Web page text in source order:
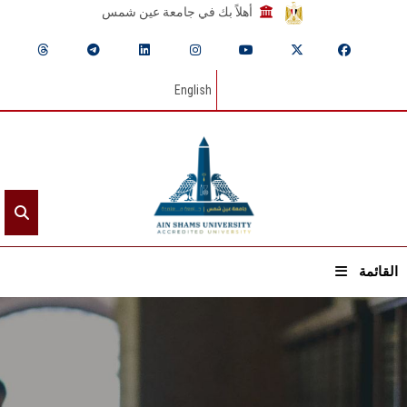
أهلاً بك في جامعة عين شمس
English
القائمة
الرئيسيـة